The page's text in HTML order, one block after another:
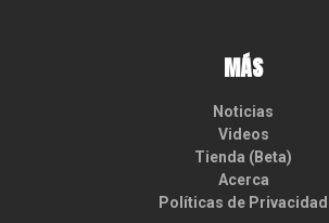
MÁS
Noticias
Videos
Tienda (Beta)
Acerca
Políticas de Privacidad